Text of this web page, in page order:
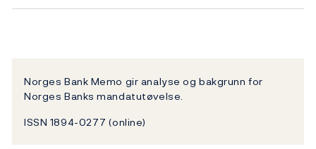
Norges Bank Memo gir analyse og bakgrunn for
Norges Banks mandatutøvelse.
ISSN 1894-0277 (online)